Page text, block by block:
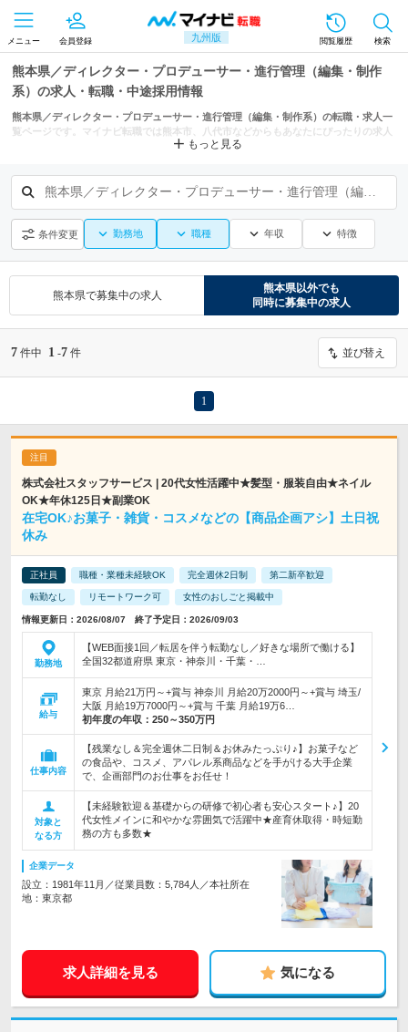
九州版
メニュー 会員登録 閲覧履歴 検索
熊本県／ディレクター・プロデューサー・進行管理（編集・制作
系）の求人・転職・中途採用情報
熊本県／ディレクター・プロデューサー・進行管理（編集・制作系）の転職・求人一
覧ページです。マイナビ転職では熊本市、八代市などからもあなたにぴったりの求人
もっと見る
熊本県／ディレクター・プロデューサー・進行管理（編集・制作系）
条件変更 勤務地 職種 年収 特徴
熊本県で募集中の求人
熊本県以外でも
同時に募集中の求人
7 件中 1 -7 件 並び替え
1
株式会社スタッフサービス | 20代女性活躍中★髪型・服装自由★ネイル
OK★年休125日★副業OK
在宅OK♪お菓子・雑貨・コスメなどの【商品企画アシ】土日祝
休み
正社員 職種・業種未経験OK 完全週休2日制 第二新卒歓迎
転勤なし リモートワーク可 女性のおしごと掲載中
情報更新日：2026/08/07 終了予定日：2026/09/03
勤務地
【WEB面接1回／転居を伴う転勤なし／好きな場所で働ける】
全国32都道府県 東京・神奈川・千葉・…
給与
東京 月給21万円～+賞与 神奈川 月給20万2000円～+賞与 埼玉/
大阪 月給19万7000円～+賞与 千葉 月給19万6…
初年度の年収： 250～350万円
仕事内容
【残業なし＆完全週休二日制＆お休みたっぷり♪】お菓子など
の食品や、コスメ、アパレル系商品などを手がける大手企業
で、企画部門のお仕事をお任せ！
対象と
なる方
【未経験歓迎＆基礎からの研修で初心者も安心スタート♪】20
代女性メインに和やかな雰囲気で活躍中★産育休取得・時短勤
務の方も多数★
企業データ
設立：1981年11月／従業員数：5,784人／本社所在
地：東京都
求人詳細を見る 気になる